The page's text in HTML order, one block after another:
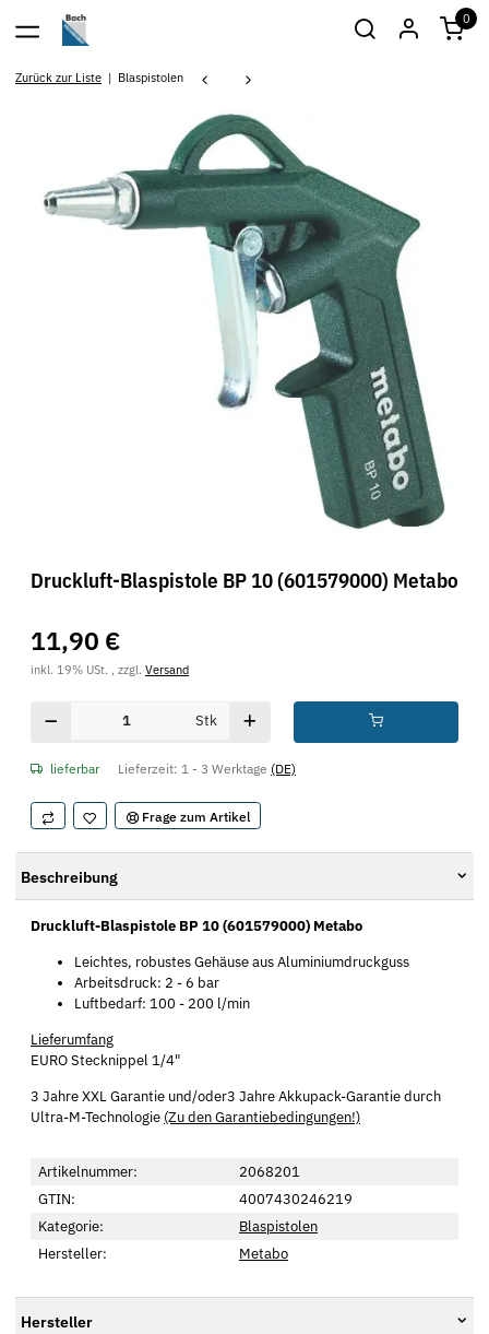
0
Zurück zur Liste Blaspistolen
Druckluft-Blaspistole BP 10 (601579000) Metabo
11,90 €
inkl. 19% USt. , zzgl. Versand
Stk
lieferbar Lieferzeit: 1 - 3 Werktage (DE)
Frage zum Artikel
Beschreibung
Druckluft-Blaspistole BP 10 (601579000) Metabo
Leichtes, robustes Gehäuse aus Aluminiumdruckguss
Arbeitsdruck: 2 - 6 bar
Luftbedarf: 100 - 200 l/min
Lieferumfang
EURO Stecknippel 1/4"
3 Jahre XXL Garantie und/oder3 Jahre Akkupack-Garantie durch
Ultra-M-Technologie (Zu den Garantiebedingungen!)
Artikelnummer:
2068201
GTIN:
4007430246219
Kategorie:
Blaspistolen
Hersteller:
Metabo
Hersteller